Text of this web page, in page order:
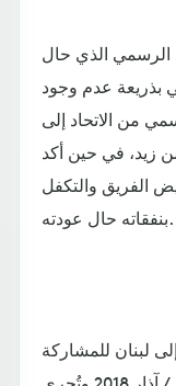
الذي حال
عدم وجود
من الاتحاد إلى
زيد، في حين أكد
الفريق والتكفل
بنفقاته حال عودته.
لبنان للمشاركة
في البطولة، التي افتتحت في 26 مارس/ آذار 2018 وتُجرى